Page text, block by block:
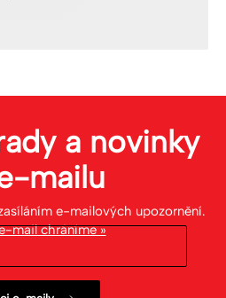
a novinky
mailu
e-mailových upozornění.
mail chráníme »